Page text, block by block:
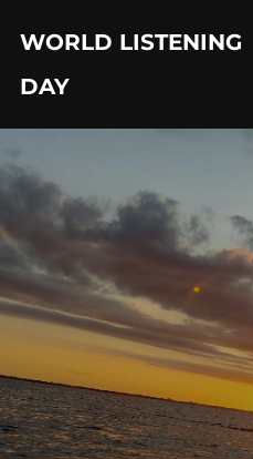
content
WORLD LISTENING
DAY